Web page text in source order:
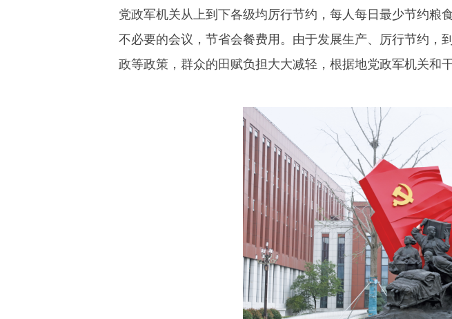
党政军机关从上到下各级均厉行节约，每人每日最少节约
不必要的会议，节省会餐费用。由于发展生产、厉行节约，
政等政策，群众的田赋负担大大减轻，根据地党政军机关和